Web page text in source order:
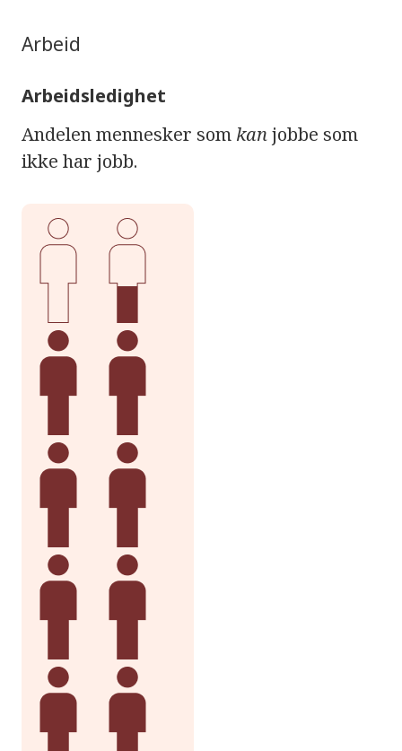
Arbeid
Arbeidsledighet
Andelen mennesker som kanjobbe som
ikke har jobb.